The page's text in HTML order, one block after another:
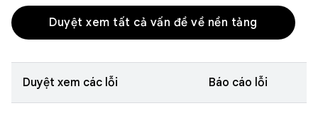
Duyệt xem tất cả vấn đề về nền tảng
Duyệt xem các lỗi Báo cáo lỗi